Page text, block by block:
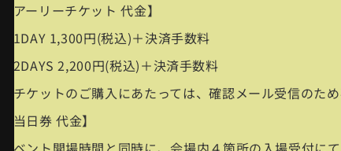
【アーリーチケット 代金】
・1DAY 1,300円(税込)＋決済手数料
・2DAYS 2,200円(税込)＋決済手数料
※チケットのご購入にあたっては、確認メール受信のた
【当日券 代金】